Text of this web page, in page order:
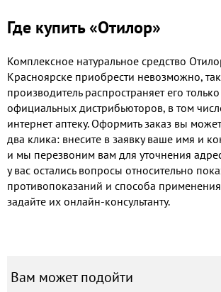
Где купить «Отилор»
Комплексное натуральное средство
Красноярске приобрести невозможно,
производитель распространяет его
официальных дистрибьюторов, в том
интернет аптеку. Оформить заказ вы
два клика: внесите в заявку ваше имя и
и мы перезвоним вам для уточнения
у вас остались вопросы относительно
противопоказаний и способа
задайте их онлайн-консультанту.
Вам может подойти